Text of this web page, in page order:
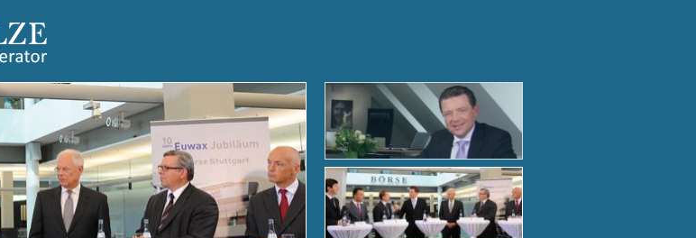
Der Börsensaal bei Nacht
Tiefgründige Gespräche